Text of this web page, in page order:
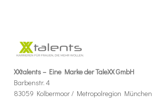
XXtalents – Eine Marke der TaleXX GmbH
Barbenstr. 4
83059 Kolbermoor / Metropolregion München